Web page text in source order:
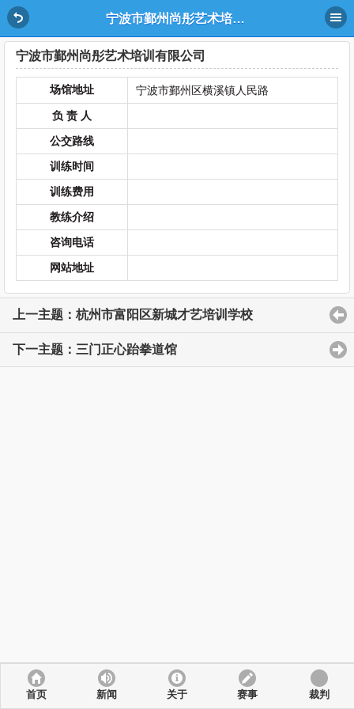
宁波市鄞州尚彤艺术培训有限公司
宁波市鄞州尚彤艺术培训有限公司
场馆地址
宁波市鄞州区横溪镇人民路
负 责 人
公交路线
训练时间
训练费用
教练介绍
咨询电话
网站地址
上一主题：杭州市富阳区新城才艺培训学校
下一主题：三门正心跆拳道馆
首页 新闻 关于 赛事 裁判